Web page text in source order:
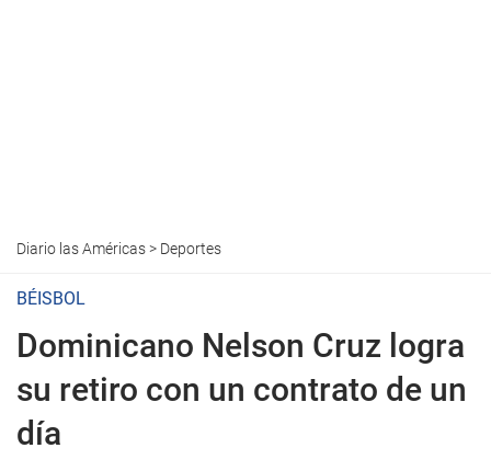
Diario las Américas> Deportes
BÉISBOL
Dominicano Nelson Cruz logra
su retiro con un contrato de un
día